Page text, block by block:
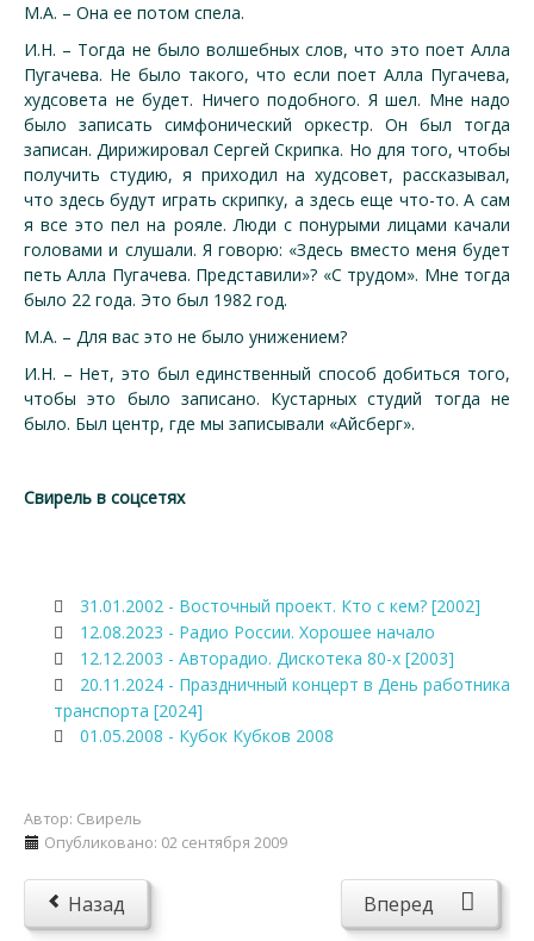
М.А. – Она ее потом спела.
И.Н. – Тогда не было волшебных слов, что это поет Алла
Пугачева. Не было такого, что если поет Алла Пугачева,
худсовета не будет. Ничего подобного. Я шел. Мне надо
было записать симфонический оркестр. Он был тогда
записан. Дирижировал Сергей Скрипка. Но для того, чтобы
получить студию, я приходил на худсовет, рассказывал,
что здесь будут играть скрипку, а здесь еще что-то. А сам
я все это пел на рояле. Люди с понурыми лицами качали
головами и слушали. Я говорю: «Здесь вместо меня будет
петь Алла Пугачева. Представили»? «С трудом». Мне тогда
было 22 года. Это был 1982 год.
М.А. – Для вас это не было унижением?
И.Н. – Нет, это был единственный способ добиться того,
чтобы это было записано. Кустарных студий тогда не
было. Был центр, где мы записывали «Айсберг».
Свирель в соцсетях
31.01.2002 - Восточный проект. Кто с кем? [2002]
12.08.2023 - Радио России. Хорошее начало
12.12.2003 - Авторадио. Дискотека 80-х [2003]
20.11.2024 - Праздничный концерт в День работника
транспорта [2024]
01.05.2008 - Кубок Кубков 2008
Автор: Свирель
Опубликовано: 02 сентября 2009
Назад Вперед